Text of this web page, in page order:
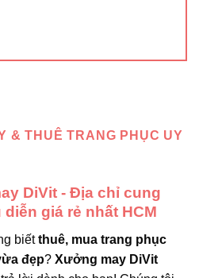
& THUÊ TRANG PHỤC UY
DiVit - Địa chỉ cung
giá rẻ nhất HCM
biếtthuê, mua trang phục
đẹp? Xưởng may DiVit